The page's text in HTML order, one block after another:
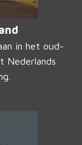
in het oud-
Nederlands